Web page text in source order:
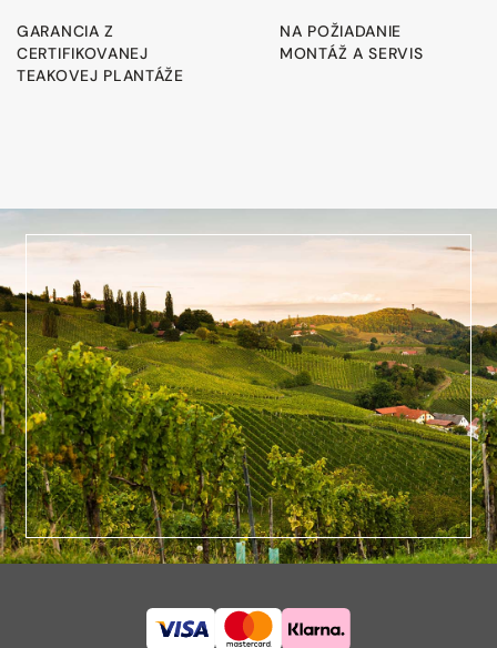
GARANCIA Z
CERTIFIKOVANEJ
TEAKOVEJ PLANTÁŽE
NA POŽIADANIE
MONTÁŽ A SERVIS